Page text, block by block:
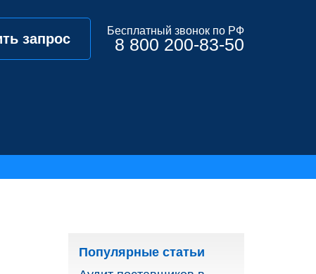
запрос
Бесплатный звонок по РФ
8 800 200-83-50
Популярные статьи